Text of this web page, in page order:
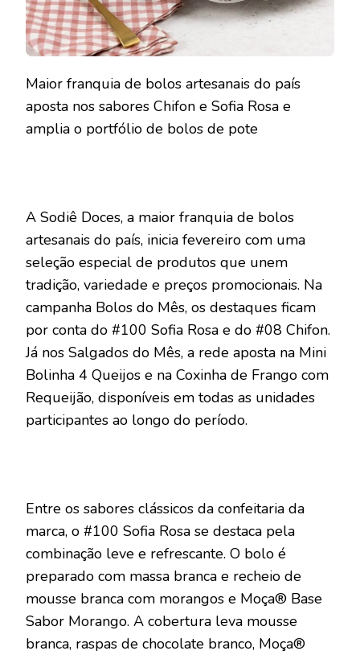
Maior franquia de bolos artesanais do país
aposta nos sabores Chifon e Sofia Rosa e
amplia o portfólio de bolos de pote
A Sodiê Doces, a maior franquia de bolos
artesanais do país, inicia fevereiro com uma
seleção especial de produtos que unem
tradição, variedade e preços promocionais. Na
campanha Bolos do Mês, os destaques ficam
por conta do #100 Sofia Rosa e do #08 Chifon.
Já nos Salgados do Mês, a rede aposta na Mini
Bolinha 4 Queijos e na Coxinha de Frango com
Requeijão, disponíveis em todas as unidades
participantes ao longo do período.
Entre os sabores clássicos da confeitaria da
marca, o #100 Sofia Rosa se destaca pela
combinação leve e refrescante. O bolo é
preparado com massa branca e recheio de
mousse branca com morangos e Moça® Base
Sabor Morango. A cobertura leva mousse
branca, raspas de chocolate branco, Moça®